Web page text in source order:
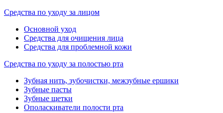
Средства по уходу за лицом
Основной уход
Средства для очищения лица
Средства для проблемной кожи
Средства по уходу за полостью рта
Зубная нить, зубочистки, межзубные ершики
Зубные пасты
Зубные щетки
Ополаскиватели полости рта